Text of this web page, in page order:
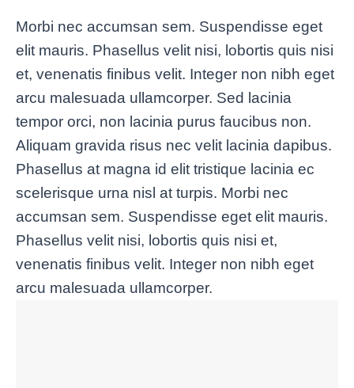
Morbi nec accumsan sem. Suspendisse eget
elit mauris. Phasellus velit nisi, lobortis quis nisi
et, venenatis finibus velit. Integer non nibh eget
arcu malesuada ullamcorper. Sed lacinia
tempor orci, non lacinia purus faucibus non.
Aliquam gravida risus nec velit lacinia dapibus.
Phasellus at magna id elit tristique lacinia ec
scelerisque urna nisl at turpis. Morbi nec
accumsan sem. Suspendisse eget elit mauris.
Phasellus velit nisi, lobortis quis nisi et,
venenatis finibus velit. Integer non nibh eget
arcu malesuada ullamcorper.